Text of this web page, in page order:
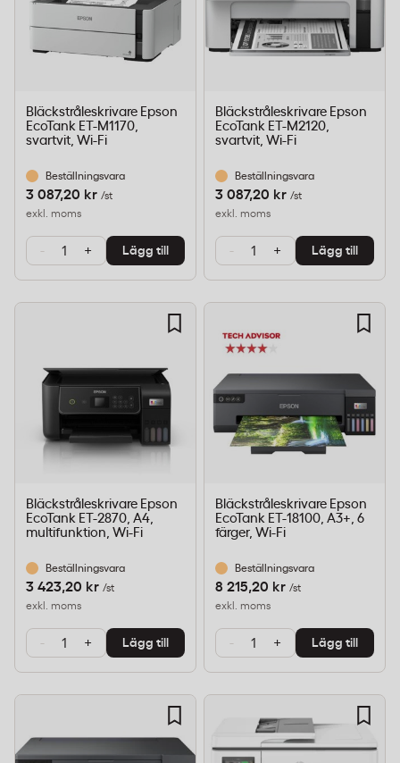
Bläckstråleskrivare Epson
EcoTank ET-M1170,
svartvit, Wi-Fi
Beställningsvara
3 087,20 kr /st
exkl. moms
- + Lägg till
Bläckstråleskrivare Epson
EcoTank ET-M2120,
svartvit, Wi-Fi
Beställningsvara
3 087,20 kr /st
exkl. moms
- + Lägg till
Bläckstråleskrivare Epson
EcoTank ET-2870, A4,
multifunktion, Wi-Fi
Beställningsvara
3 423,20 kr /st
exkl. moms
- + Lägg till
Bläckstråleskrivare Epson
EcoTank ET-18100, A3+, 6
färger, Wi-Fi
Beställningsvara
8 215,20 kr /st
exkl. moms
- + Lägg till